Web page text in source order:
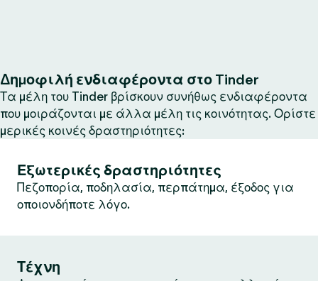
Δημοφιλή ενδιαφέροντα στο Tinder
Τα μέλη του Tinder βρίσκουν συνήθως ενδιαφέροντα
που μοιράζονται με άλλα μέλη τις κοινότητας. Ορίστε
μερικές κοινές δραστηριότητες:
Εξωτερικές δραστηριότητες
Πεζοπορία, ποδηλασία, περπάτημα, έξοδος για
οποιονδήποτε λόγο.
Τέχνη